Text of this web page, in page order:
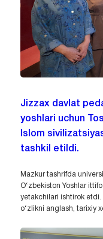
Jizzax davlat
yoshlari uchun
Islom
tashkil etildi.
Mazkur tashrifda
O‘zbekiston Yoshlar
yetakchilari ishtirok etdi.
o‘zlikni anglash, tarixiy